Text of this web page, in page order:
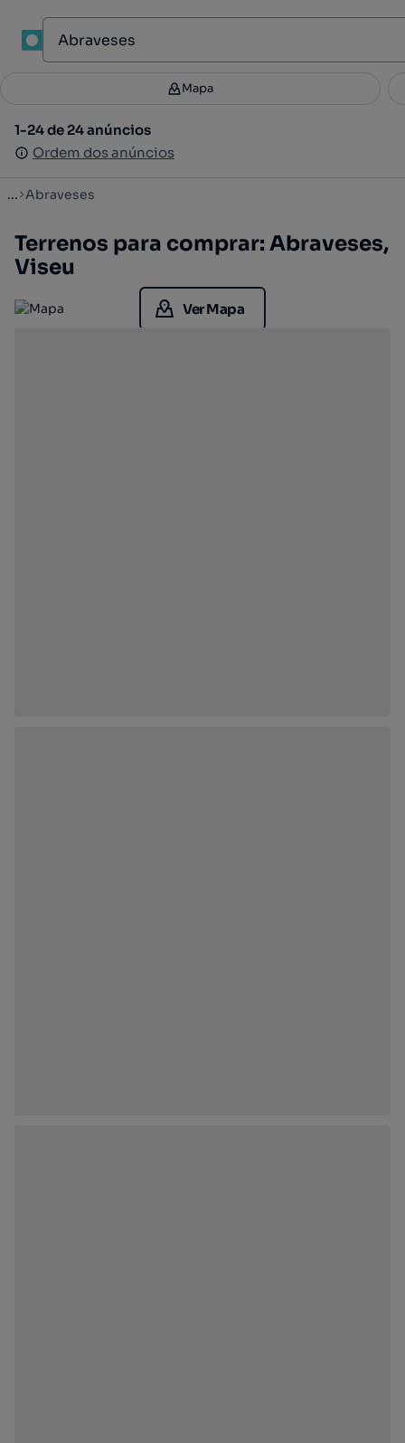
Filtros 2
1-24 de 24 anúncios
Ordem dos anúncios
Mapa
1-24 de 24 anúncios
Ordem dos anúncios
... Abraveses
Terrenos para comprar: Abraveses,
Viseu
Ver Mapa